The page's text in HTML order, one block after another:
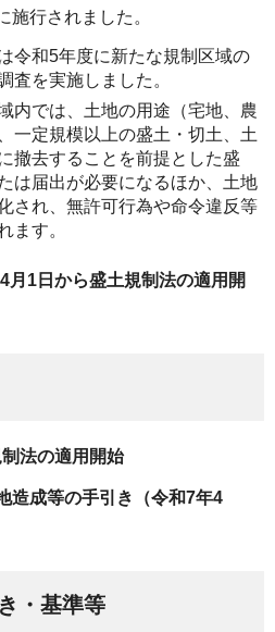
施行されました。
令和5年度に新たな規制区域の
査を実施しました。
内では、土地の用途（宅地、農
一定規模以上の盛土・切土、土
撤去することを前提とした盛
は届出が必要になるほか、土地
され、無許可行為や命令違反等
ます。
月1日から盛土規制法の適用開
法の適用開始
造成等の手引き（令和7年4
・基準等